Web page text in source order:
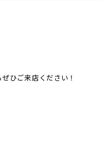
ひご来店ください！